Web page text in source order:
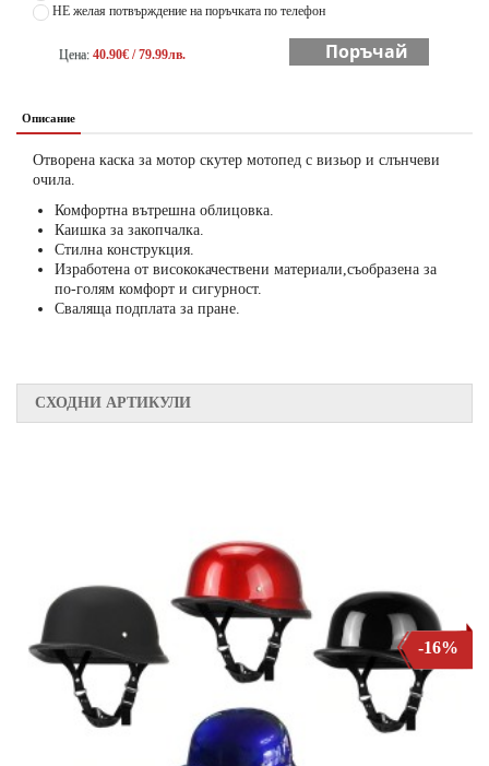
НЕ желая потвърждение на поръчката по телефон
Цена: 40.90€ / 79.99лв. Поръчай
Описание
Отворена каска за мотор скутер мотопед с визьор и слънчеви
очила.
Комфортна вътрешна облицовка.
Каишка за закопчалка.
Стилна конструкция.
Изработена от висококачествени материали,съобразена за
по-голям комфорт и сигурност.
Сваляща подплата за пране.
СХОДНИ АРТИКУЛИ
-16%